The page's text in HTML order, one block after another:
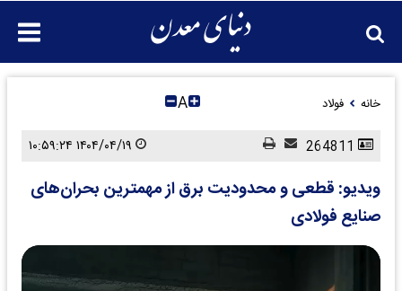
خانه فولاد A
ویدیو: قطعی و محدودیت برق از مهمترین بحران‌های
صنایع فولادی